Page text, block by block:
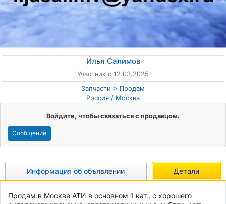
Илья Салимов
Участник с 12.03.2025
Запчасти
Продам
Россия / Москва
Войдите, чтобы связаться с продавцом.
Сообщение
Информация об объявлении Детали
Продам в Москве АТИ в основном 1 кат., с хорошего